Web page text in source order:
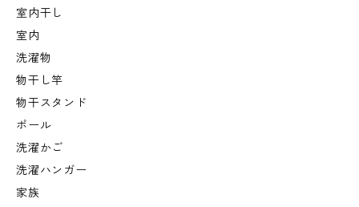
室内干し
室内
洗濯物
物干し竿
物干スタンド
ポール
洗濯かご
洗濯ハンガー
家族